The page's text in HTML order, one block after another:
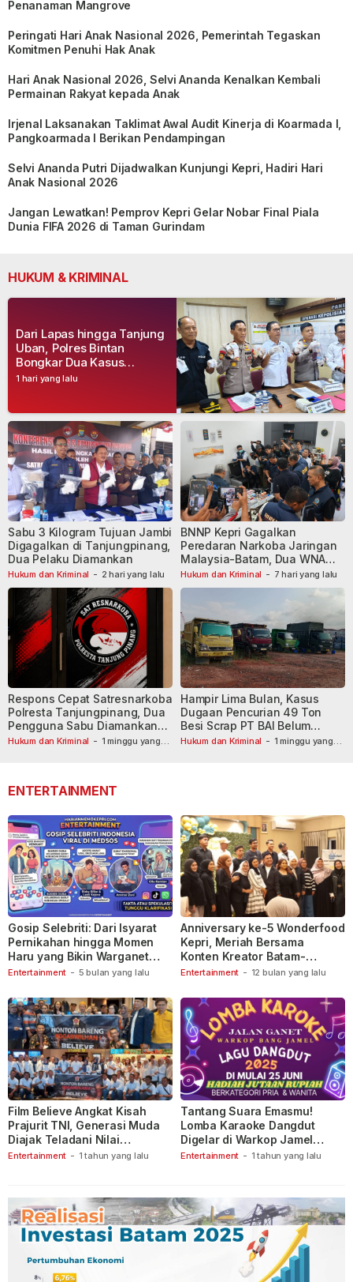
Penanaman Mangrove
Peringati Hari Anak Nasional 2026, Pemerintah Tegaskan
Komitmen Penuhi Hak Anak
Hari Anak Nasional 2026, Selvi Ananda Kenalkan Kembali
Permainan Rakyat kepada Anak
Irjenal Laksanakan Taklimat Awal Audit Kinerja di Koarmada I,
Pangkoarmada I Berikan Pendampingan
Selvi Ananda Putri Dijadwalkan Kunjungi Kepri, Hadiri Hari
Anak Nasional 2026
Jangan Lewatkan! Pemprov Kepri Gelar Nobar Final Piala
Dunia FIFA 2026 di Taman Gurindam
HUKUM & KRIMINAL
1 hari yang lalu
Dari Lapas hingga Tanjung
Uban, Polres Bintan
Bongkar Dua Kasus
Narkoba, Empat Tersangka
Hukum dan Kriminal - 2 hari yang lalu
Sabu 3 Kilogram Tujuan Jambi
Digagalkan di Tanjungpinang,
Dua Pelaku Diamankan
Hukum dan Kriminal - 7 hari yang lalu
BNNP Kepri Gagalkan
Peredaran Narkoba Jaringan
Malaysia-Batam, Dua WNA
Masih Diburu
Hukum dan Kriminal - 1 minggu yang
Respons Cepat Satresnarkoba
Polresta Tanjungpinang, Dua
Pengguna Sabu Diamankan
Usai Dilaporkan ke Call Center
Hukum dan Kriminal - 1 minggu yang
Hampir Lima Bulan, Kasus
Dugaan Pencurian 49 Ton
Besi Scrap PT BAI Belum
Tetapkan Tersangka
ENTERTAINMENT
Entertainment - 5 bulan yang lalu
Gosip Selebriti: Dari Isyarat
Pernikahan hingga Momen
Haru yang Bikin Warganet
Berspekulasi
Entertainment - 12 bulan yang lalu
Anniversary ke-5 Wonderfood
Kepri, Meriah Bersama
Konten Kreator Batam-
Tanjungpinang
Entertainment - 1 tahun yang lalu
Film Believe Angkat Kisah
Prajurit TNI, Generasi Muda
Diajak Teladani Nilai
Keberanian
Entertainment - 1 tahun yang lalu
Tantang Suara Emasmu!
Lomba Karaoke Dangdut
Digelar di Warkop Jamel
Ganet